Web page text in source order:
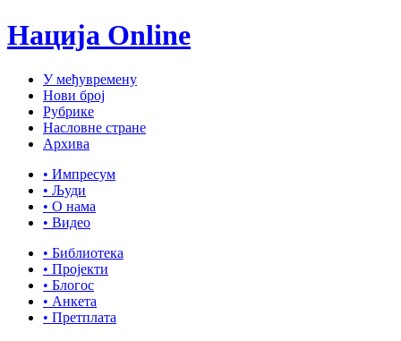
Нација Online
У међувремену
Нови број
Рубрике
Насловне стране
Архива
• Импресум
• Људи
• О нама
• Видео
• Библиотека
• Пројекти
• Блогос
• Анкета
• Претплата